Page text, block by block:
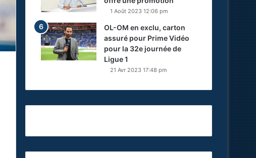
1 Août 2023 12:06 pm
OL-OM en exclu, carton
assuré pour Prime Vidéo
pour la 32e journée de
Ligue 1
21 Avr 2023 17:48 pm